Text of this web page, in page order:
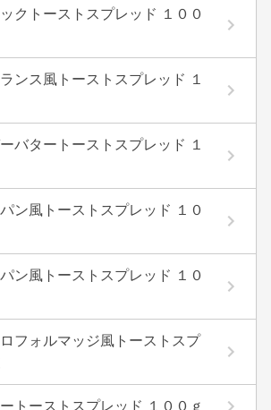
クトーストスプレッド １００
ンス風トーストスプレッド １
バタートーストスプレッド １
ン風トーストスプレッド １０
ン風トーストスプレッド １０
フォルマッジ風トーストスプ
トーストスプレッド １００ｇ